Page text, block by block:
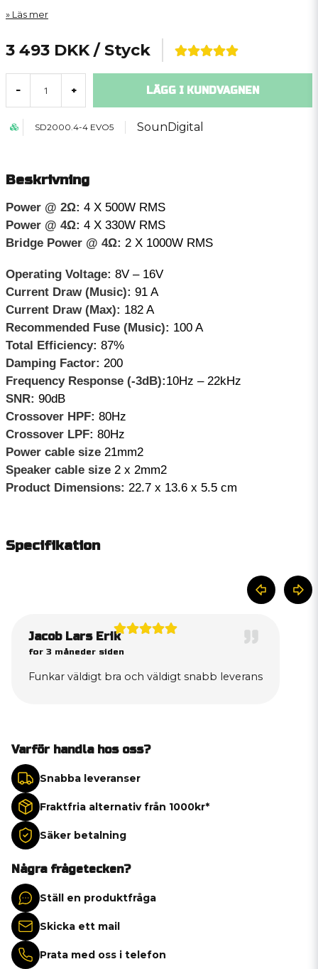
Läs mer
3 493 DKK / Styck
- + LÄGG I KUNDVAGNEN
SD2000.4-4 EVO5 SounDigital
Beskrivning
Power @ 2Ω: 4 X 500W RMS
Power @ 4Ω: 4 X 330W RMS
Bridge Power @ 4Ω: 2 X 1000W RMS
Operating Voltage: 8V – 16V
Current Draw (Music): 91 A
Current Draw (Max): 182 A
Recommended Fuse (Music): 100 A
Total Efficiency: 87%
Damping Factor: 200
Frequency Response (-3dB):10Hz – 22kHz
SNR: 90dB
Crossover HPF: 80Hz
Crossover LPF: 80Hz
Power cable size 21mm2
Speaker cable size 2 x 2mm2
Product Dimensions: 22.7 x 13.6 x 5.5 cm
Specifikation
Jacob Lars Erik
for 3 måneder siden
Funkar väldigt bra och väldigt snabb leverans
Varför handla hos oss?
Snabba leveranser
Fraktfria alternativ från 1000kr*
Säker betalning
Några frågetecken?
Ställ en produktfråga
Skicka ett mail
Prata med oss i telefon